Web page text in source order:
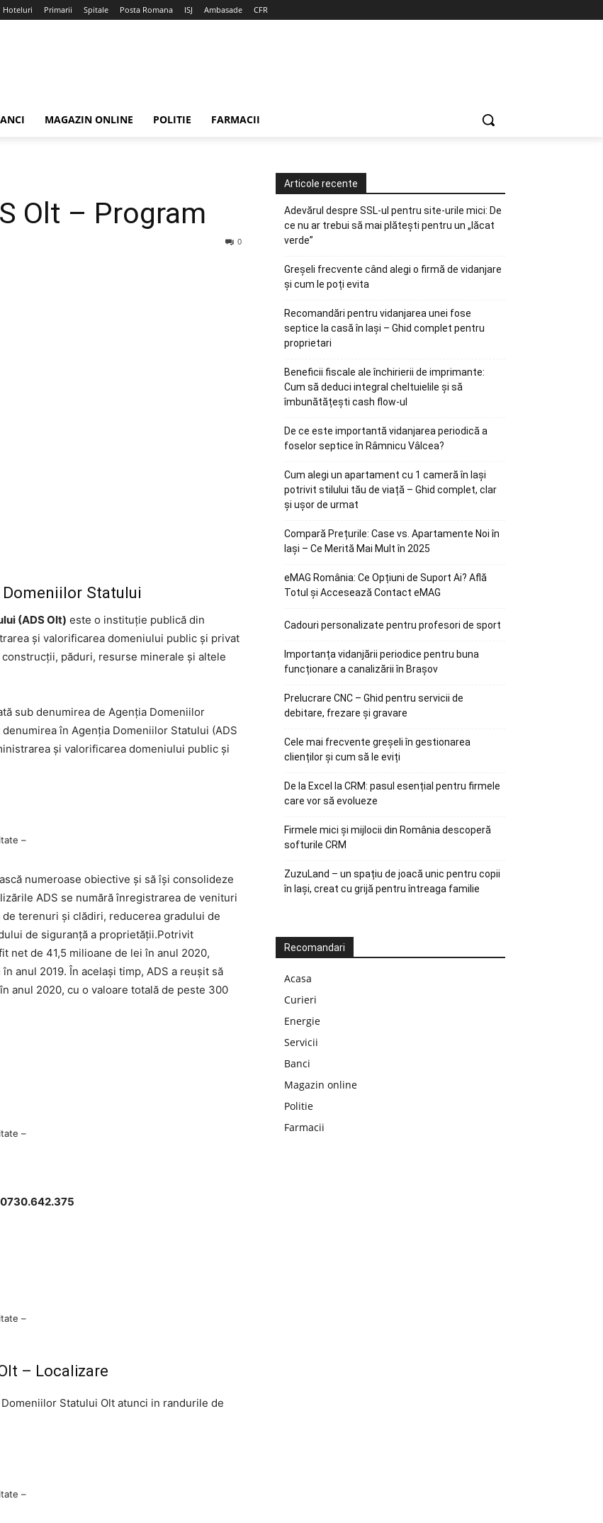
Hoteluri Primarii Spitale Posta Romana ISJ Ambasade CFR
MAGAZIN ONLINE POLITIE FARMACII
Olt – Program
0
Statului
(ADS Olt) este o instituţie publică din
şi valorificarea domeniului public şi privat
păduri, resurse minerale şi altele
sub denumirea de Agenţia Domeniilor
în Agenţia Domeniilor Statului (ADS
şi valorificarea domeniului public şi
–
numeroase obiective şi să îşi consolideze
ADS se numără înregistrarea de venituri
terenuri şi clădiri, reducerea gradului de
de siguranţă a proprietăţii.Potrivit
net de 41,5 milioane de lei în anul 2020,
anul 2019. În acelaşi timp, ADS a reuşit să
anul 2020, cu o valoare totală de peste 300
–
–
– Localizare
Statului Olt atunci in randurile de
–
Articole recente
Adevărul despre SSL-ul pentru site-urile mici: De
ce nu ar trebui să mai plătești pentru un „lăcat
verde”
Greșeli frecvente când alegi o firmă de vidanjare
și cum le poți evita
Recomandări pentru vidanjarea unei fose
septice la casă în Iași – Ghid complet pentru
proprietari
Beneficii fiscale ale închirierii de imprimante:
Cum să deduci integral cheltuielile și să
îmbunătățești cash flow-ul
De ce este importantă vidanjarea periodică a
foselor septice în Râmnicu Vâlcea?
Cum alegi un apartament cu 1 cameră în Iași
potrivit stilului tău de viață – Ghid complet, clar
și ușor de urmat
Compară Prețurile: Case vs. Apartamente Noi în
Iași – Ce Merită Mai Mult în 2025
eMAG România: Ce Opțiuni de Suport Ai? Află
Totul și Accesează Contact eMAG
Cadouri personalizate pentru profesori de sport
Importanța vidanjării periodice pentru buna
funcționare a canalizării în Brașov
Prelucrare CNC – Ghid pentru servicii de
debitare, frezare și gravare
Cele mai frecvente greșeli în gestionarea
clienților și cum să le eviți
De la Excel la CRM: pasul esențial pentru firmele
care vor să evolueze
Firmele mici și mijlocii din România descoperă
softurile CRM
ZuzuLand – un spațiu de joacă unic pentru copii
în Iași, creat cu grijă pentru întreaga familie
Recomandari
Acasa
Curieri
Energie
Servicii
Banci
Magazin online
Politie
Farmacii